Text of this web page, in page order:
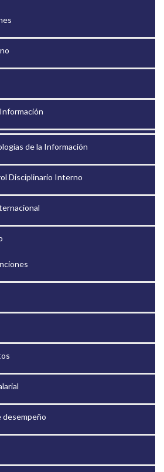
de la Información
Disciplinario Interno
desempeño